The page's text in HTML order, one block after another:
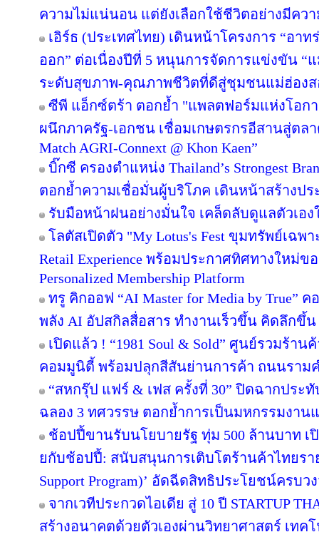
ความไม่แน่นอน แต่ยังเลือกใช้ชีวิตอย่างมีควา
เอิร์ธ (ประเทศไทย) เดินหน้าโครงการ “อา
ออก” ต่อเนื่องปีที่ 5 หนุนการจัดการแข่งขัน “
ระดับสุขภาพ-คุณภาพชีวิตที่ดีสู่ชุมชนแม่ฮ่อง
ซีพี แอ็กซ์ตร้า ตอกย้ำ "แพลตฟอร์มแห่งโอก
ผนึกภาครัฐ-เอกชน เชื่อมเกษตรกรอีสานสู่ตล
Match AGRI-Connext @ Khon Kaen”
บิ๊กซี ครองตำแหน่ง Thailand’s Strongest
ตอกย้ำความเชื่อมั่นผู้บริโภค เดินหน้าสร้างป
รับมือหน้าฝนอย่างมั่นใจ เคล็ดลับดูแลตัวเอง
โลตัสเปิดตัว "My Lotus's Fest ขุมทรัพย์เฉ
Retail Experience พร้อมประกาศทิศทางใหม่ขอ
Personalized Membership Platform
ทรู คิกออฟ “AI Master for Media by True”
พลัง AI อัปสกิลสื่อสาร ทำงานเร็วขึ้น คิดลึกขึ้
เปิดแล้ว ! “1981 Soul & Sold” ศูนย์รวมร้
คอมมูนิตี้ พร้อมปลุกสีสันย่านการค้า ถนนราม
“สหกรุ๊ป แฟร์ & เฟส ครั้งที่ 30” ปิดฉากประ
ฉลอง 3 ทศวรรษ ตอกย้ำการเป็นมหกรรมงา
ช้อปปี้ขานรับนโยบายรัฐ ทุ่ม 500 ล้านบาท เ
ยกับช้อปปี้: สนับสนุนการเติบโตร้านค้าไทยรา
Support Program)’ อัดฉีดสิทธิประโยชน์ครบว
จากเวทีประกวดไอเดีย สู่ 10 ปี STARTUP
สร้างอนาคตด้วยตัวเองผ่านวิทยาศาสตร์ เทค